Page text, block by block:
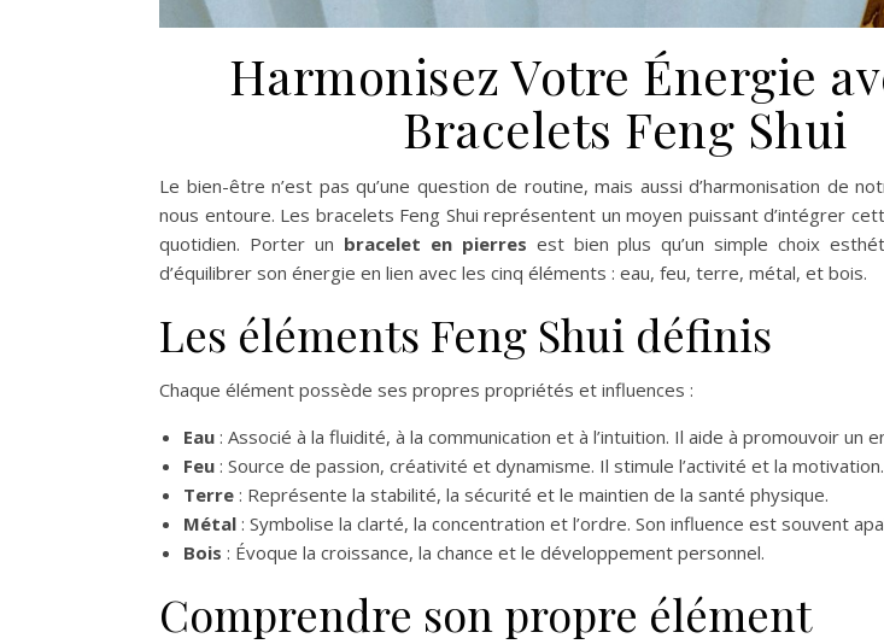
Harmonisez Votre Énergie
Bracelets Feng Shui
Le bien-être n’est pas qu’une question de routine, mais aussi d’harmonisation de
nous entoure. Les bracelets Feng Shui représentent un moyen puissant d’intégrer
quotidien. Porter un bracelet en pierres est bien plus qu’un simple choix
d’équilibrer son énergie en lien avec les cinq éléments : eau, feu, terre, métal, et bois.
Les éléments Feng Shui définis
Chaque élément possède ses propres propriétés et influences :
Eau : Associé à la fluidité, à la communication et à l’intuition. Il aide à promouvoir un
Feu : Source de passion, créativité et dynamisme. Il stimule l’activité et la motivation.
Terre : Représente la stabilité, la sécurité et le maintien de la santé physique.
Métal : Symbolise la clarté, la concentration et l’ordre. Son influence est souvent
Bois : Évoque la croissance, la chance et le développement personnel.
Comprendre son propre élément